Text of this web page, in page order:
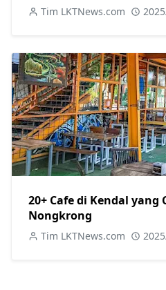
Tim LKTNews.com
20+ Cafe di Kendal
Nongkrong
Tim LKTNews.com